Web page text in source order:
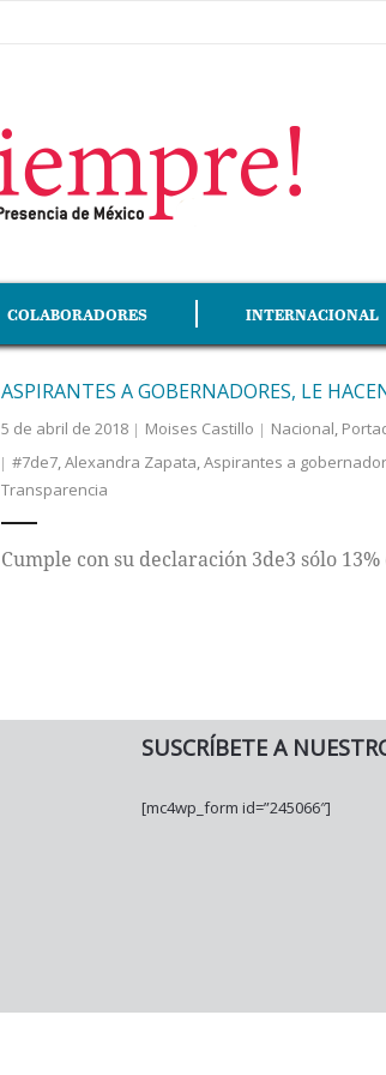
COLABORADORES INTERNACIONAL
ASPIRANTES A GOBERNADORES, LE
5 de abril de 2018 Moises Castillo Nacional,
#7de7,Alexandra Zapata,Aspirantes a
Transparencia
Cumple con su declaración 3de3 sólo
SUSCRÍBETE A
[mc4wp_form id=”245066″]